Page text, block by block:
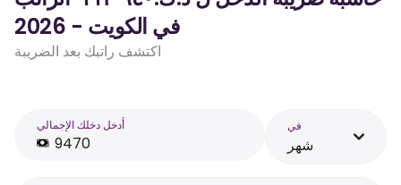
في الكويت - 2026
اكتشف راتبك بعد الضريبة
أَدخل دخلك الإجمالي في
شهر